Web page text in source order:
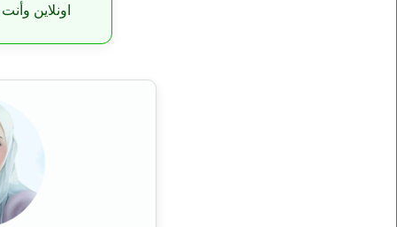
اونلاين